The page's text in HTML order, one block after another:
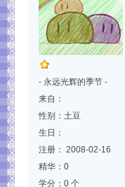
- 永远光辉的季节 -
来自：
性别：土豆
生日：
注册： 2008-02-16
精华：0
学分：0 个